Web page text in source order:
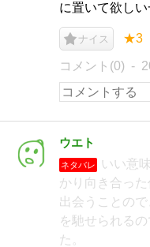
に置いて欲しい
ナイス ★3
コメント(0)
ウエト
ネタバレ
いい意
かり向き合っ
出会うことの
を馳せられる
た。